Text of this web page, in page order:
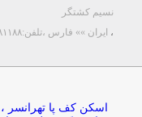
نسیم کشتگر
، ایران »» فارس ،تلفن:۰۷۱۳۶۴۸۱۱۸۸
اسکن کف پا تهرانسر